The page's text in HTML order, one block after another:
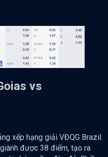
vs
xếp hạng giải VĐQG Brazil.
được 38 điểm, tạo ra